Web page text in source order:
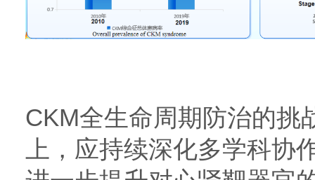
CKM全生命周期防治的挑
上，应持续深化多学科